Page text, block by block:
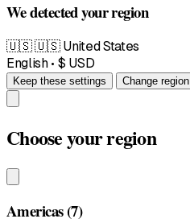
We detected your region
🇺🇸🇺🇸 United States
English • $ USD
Keep these settings Change region
Choose your region
Americas(7)